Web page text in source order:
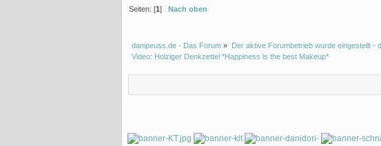
Seiten: [1]Nach oben
danipeuss.de - Das Forum » Der aktive Forumbetrieb wurde eingestellt -
Video: Holziger Denkzettel *Happiness is the best Makeup*